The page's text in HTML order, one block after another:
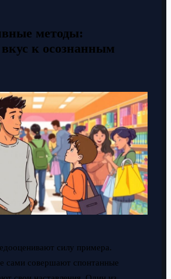
методы:
к осознанным
силу примера.
сами совершают спонтанные